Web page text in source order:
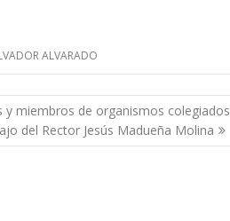
ALVARADO
y miembros de organismos colegiados
del Rector Jesús Madueña Molina